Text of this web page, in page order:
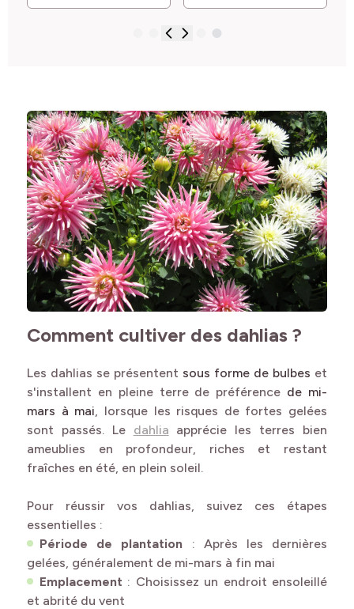
Comment cultiver des dahlias ?
Les dahlias se présentent sous forme de bulbes et
s'installent en pleine terre de préférence de mi-
mars à mai , lorsque les risques de fortes gelées
sont passés. Le dahlia apprécie les terres bien
ameublies en profondeur, riches et restant
fraîches en été, en plein soleil.
Pour réussir vos dahlias, suivez ces étapes
essentielles :
Période de plantation : Après les dernières
gelées, généralement de mi-mars à fin mai
Emplacement : Choisissez un endroit ensoleillé
et abrité du vent